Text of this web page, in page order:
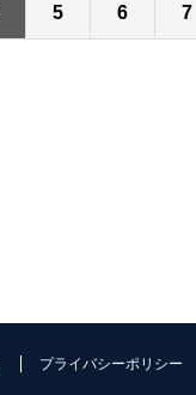
5 6 7
プライバシーポリシー